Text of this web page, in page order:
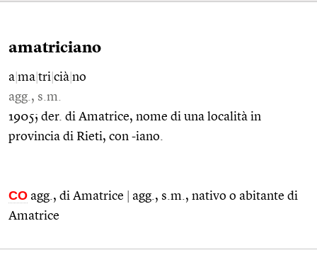
amatriciano
a ma tri cià no
agg., s.m.
1905; der. di Amatrice, nome di una località in
provincia di Rieti, con -iano.
CO agg., di Amatrice
agg., s.m., nativo o abitante di
Amatrice